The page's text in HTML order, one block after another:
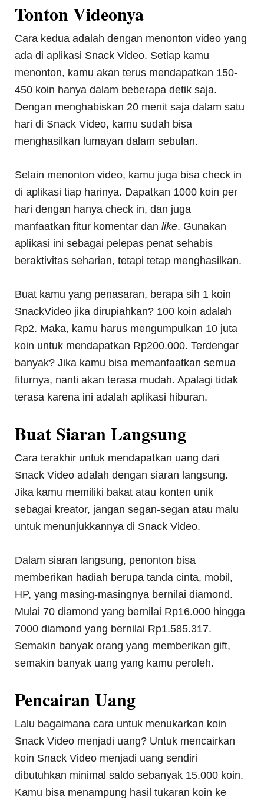
Tonton Videonya
Cara kedua adalah dengan menonton video yang
ada di aplikasi Snack Video. Setiap kamu
menonton, kamu akan terus mendapatkan 150-
450 koin hanya dalam beberapa detik saja.
Dengan menghabiskan 20 menit saja dalam satu
hari di Snack Video, kamu sudah bisa
menghasilkan lumayan dalam sebulan.
Selain menonton video, kamu juga bisa check in
di aplikasi tiap harinya. Dapatkan 1000 koin per
hari dengan hanya check in, dan juga
manfaatkan fitur komentar danlike. Gunakan
aplikasi ini sebagai pelepas penat sehabis
beraktivitas seharian, tetapi tetap menghasilkan.
Buat kamu yang penasaran, berapa sih 1 koin
SnackVideo jika dirupiahkan? 100 koin adalah
Rp2. Maka, kamu harus mengumpulkan 10 juta
koin untuk mendapatkan Rp200.000. Terdengar
banyak? Jika kamu bisa memanfaatkan semua
fiturnya, nanti akan terasa mudah. Apalagi tidak
terasa karena ini adalah aplikasi hiburan.
Buat Siaran Langsung
Cara terakhir untuk mendapatkan uang dari
Snack Video adalah dengan siaran langsung.
Jika kamu memiliki bakat atau konten unik
sebagai kreator, jangan segan-segan atau malu
untuk menunjukkannya di Snack Video.
Dalam siaran langsung, penonton bisa
memberikan hadiah berupa tanda cinta, mobil,
HP, yang masing-masingnya bernilai diamond.
Mulai 70 diamond yang bernilai Rp16.000 hingga
7000 diamond yang bernilai Rp1.585.317.
Semakin banyak orang yang memberikan gift,
semakin banyak uang yang kamu peroleh.
Pencairan Uang
Lalu bagaimana cara untuk menukarkan koin
Snack Video menjadi uang? Untuk mencairkan
koin Snack Video menjadi uang sendiri
dibutuhkan minimal saldo sebanyak 15.000 koin.
Kamu bisa menampung hasil tukaran koin ke